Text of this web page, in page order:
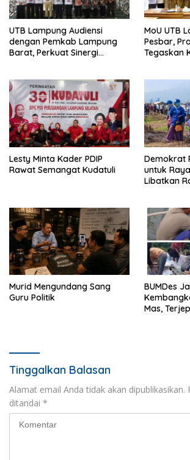
UTB Lampung Audiensi
dengan Pemkab Lampung
Barat, Perkuat Sinergi
MoU UTB
Pesbar,
Tegaskan
Lesty Minta Kader PDIP
Rawat Semangat Kudatuli
Demokrat
untuk
Libatkan
Murid Mengundang Sang
Guru Politik
BUMDes
Mas,
Tinggalkan Balasan
Alamat email Anda tidak akan dipublikasikan.
ditandai *